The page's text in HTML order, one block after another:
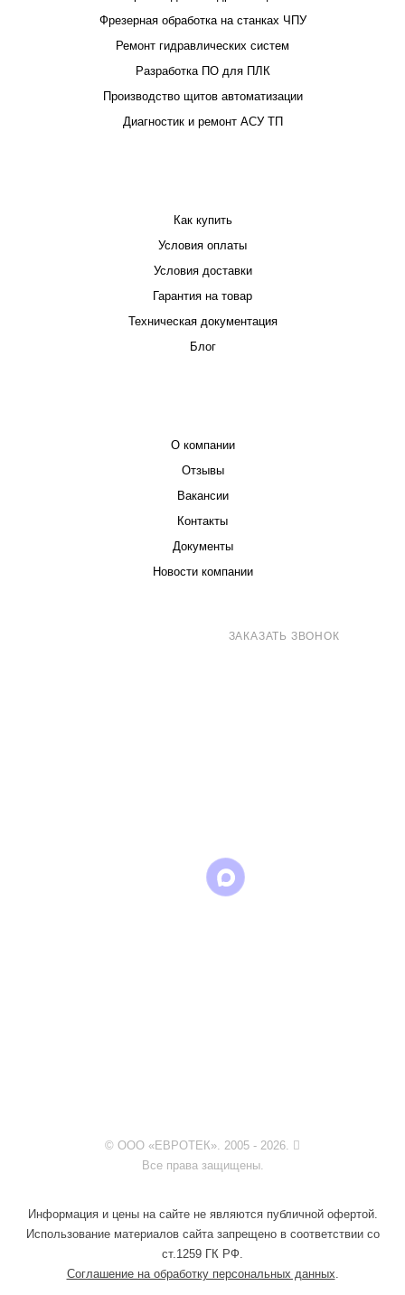
Фрезерная обработка на станках ЧПУ
Ремонт гидравлических систем
Разработка ПО для ПЛК
Производство щитов автоматизации
Диагностик и ремонт АСУ ТП
Как купить
Условия оплаты
Условия доставки
Гарантия на товар
Техническая документация
Блог
О компании
Отзывы
Вакансии
Контакты
Документы
Новости компании
ЗАКАЗАТЬ ЗВОНОК
© ООО «ЕВРОТЕК». 2005 - 2026.
Все права защищены.
Информация и цены на сайте не являются публичной офертой.
Использование материалов сайта запрещено в соответствии со
ст.1259 ГК РФ.
Соглашение на обработку персональных данных